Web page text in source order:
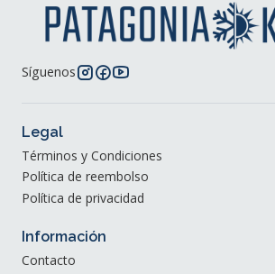
Síguenos
Legal
Términos y Condiciones
Política de reembolso
Política de privacidad
Información
Contacto